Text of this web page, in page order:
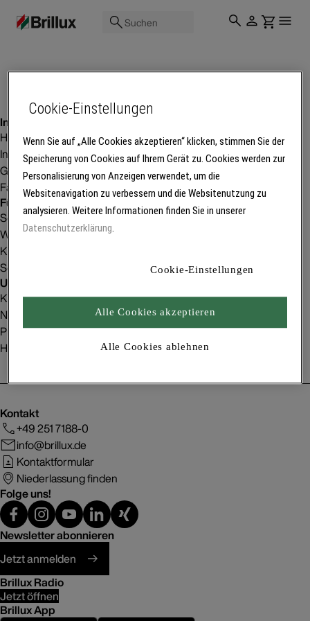
Suchen
Inspiration
Homestorys
Innenraumgestaltung
Gebäudeprojekte
Fachbetriebsfinder
Für Betriebe
Service
Weiterbildung
Kunden gewinnen
Software
Unser Unternehmen
Karriere
Nachhaltigkeit
Presse
Handelspartner
Kontakt
+49 251 7188-0
info@brillux.de
Kontaktformular
Niederlassung finden
Folge uns!
Newsletter abonnieren
Jetzt anmelden
Brillux Radio
Jetzt öffnen
Brillux App
Cookie-Einstellungen
Wenn Sie auf „Alle Cookies akzeptieren“ klicken, stimmen Sie der
Speicherung von Cookies auf Ihrem Gerät zu. Cookies werden zur
Personalisierung von Anzeigen verwendet, um die
Websitenavigation zu verbessern und die Websitenutzung zu
analysieren. Weitere Informationen finden Sie in unserer
Datenschutzerklärung.
Cookie-Einstellungen
Alle Cookies ablehnen
Alle Cookies akzeptieren